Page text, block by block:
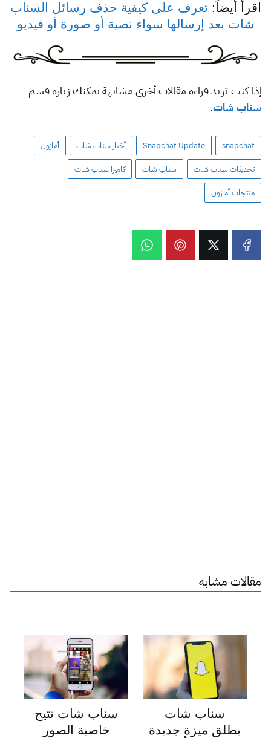
اقرأ أيضاً:تعرف على كيفية حذف رسائل السناب
شات بعد إرسالها سواء نصية أو صورة أو فيديو
إذا كنت تريد قراءة مقالات أخرى مشابهة يمكنك زيارة قسم
سناب شات.
snapchat
Snapchat Update أخبار سناب شات أمازون
تحديثات سناب شات سناب شات كاميرا سناب شات
منتجات أمازون
مقالات مشابه
سناب شات
يطلق ميزة جديدة
سناب شات تتيح
خاصية الصور